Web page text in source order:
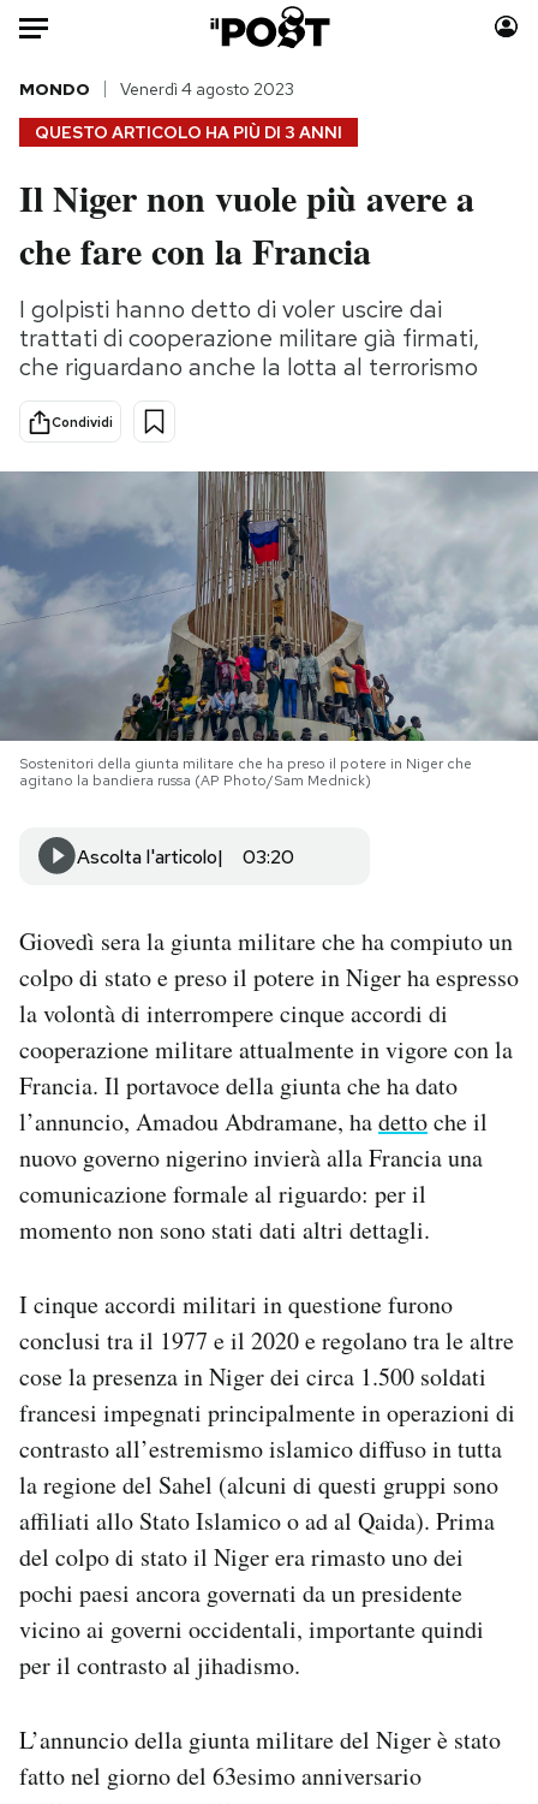
Auto
HOME
Italia
Politica
Tecnologia
Internet
Scienza
Cultura
Economia
Moda
Consumismi
Storie/Idee
Ok Boomer!
Media
Mondiali calcio 2026
PODCAST
NEWSLETTER
I MIEI PREFERITI
AREA PERSONALE
Newsletter
Notifiche mobile
Regala il Post
Hai bisogno di aiuto?
Esci
QUESTO ARTICOLO HA PIÙ DI 3 ANNI
MONDO Venerdì 4 agosto 2023
Il Niger non vuole più avere a
che fare con la Francia
I golpisti hanno detto di voler uscire dai
trattati di cooperazione militare già firmati,
che riguardano anche la lotta al terrorismo
Condividi
Sostenitori della giunta militare che ha preso il potere in Niger che
agitano la bandiera russa (AP Photo/Sam Mednick)
Ascolta l'articolo 03:20
Giovedì sera la giunta militare che ha compiuto un
colpo di stato e preso il potere in Niger ha espresso
la volontà di interrompere cinque accordi di
cooperazione militare attualmente in vigore con la
Francia. Il portavoce della giunta che ha dato
l’annuncio, Amadou Abdramane, hadettoche il
nuovo governo nigerino invierà alla Francia una
comunicazione formale al riguardo: per il
momento non sono stati dati altri dettagli.
I cinque accordi militari in questione furono
conclusi tra il 1977 e il 2020 e regolano tra le altre
cose la presenza in Niger dei circa 1.500 soldati
francesi impegnati principalmente in operazioni di
contrasto all’estremismo islamico diffuso in tutta
la regione del Sahel (alcuni di questi gruppi sono
affiliati allo Stato Islamico o ad al Qaida). Prima
del colpo di stato il Niger era rimasto uno dei
pochi paesi ancora governati da un presidente
vicino ai governi occidentali, importante quindi
per il contrasto al jihadismo.
L’annuncio della giunta militare del Niger è stato
fatto nel giorno del 63esimo anniversario